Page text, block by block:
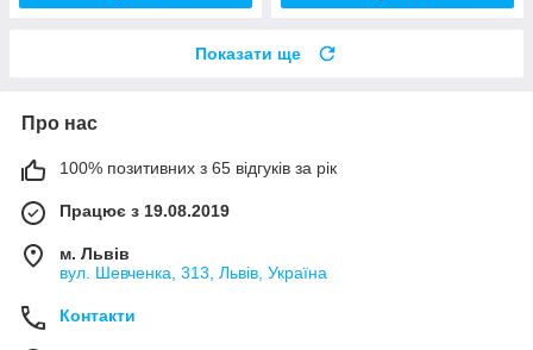
Показати ще
Про нас
100% позитивних з 65 відгуків за рік
Працює з 19.08.2019
м. Львів
вул. Шевченка, 313, Львів, Україна
Контакти